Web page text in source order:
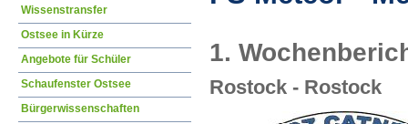
1.
Rostock - Rostock
Wissenstransfer
Ostsee in Kürze
Angebote für Schüler
Schaufenster Ostsee
Bürgerwissenschaften